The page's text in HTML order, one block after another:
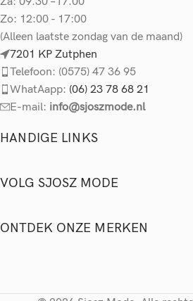
Zo: 12:00 - 17:00
(Alleen laatste zondag van de maand)
7201 KP Zutphen
Telefoon: (0575) 47 36 95
WhatAapp: (06) 23 78 68 21
E-mail: info@sjoszmode.nl
HANDIGE LINKS
VOLG SJOSZ MODE
ONTDEK ONZE MERKEN